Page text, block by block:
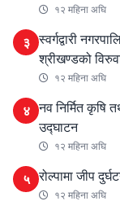
१२ महिना अघि
३ स्वर्गद्वारी
श्रीखण्डको
१२ महिना अघि
४ नव निर्मित कृषि
उद्घाटन
१२ महिना अघि
५ रोल्पामा जीप
१२ महिना अघि